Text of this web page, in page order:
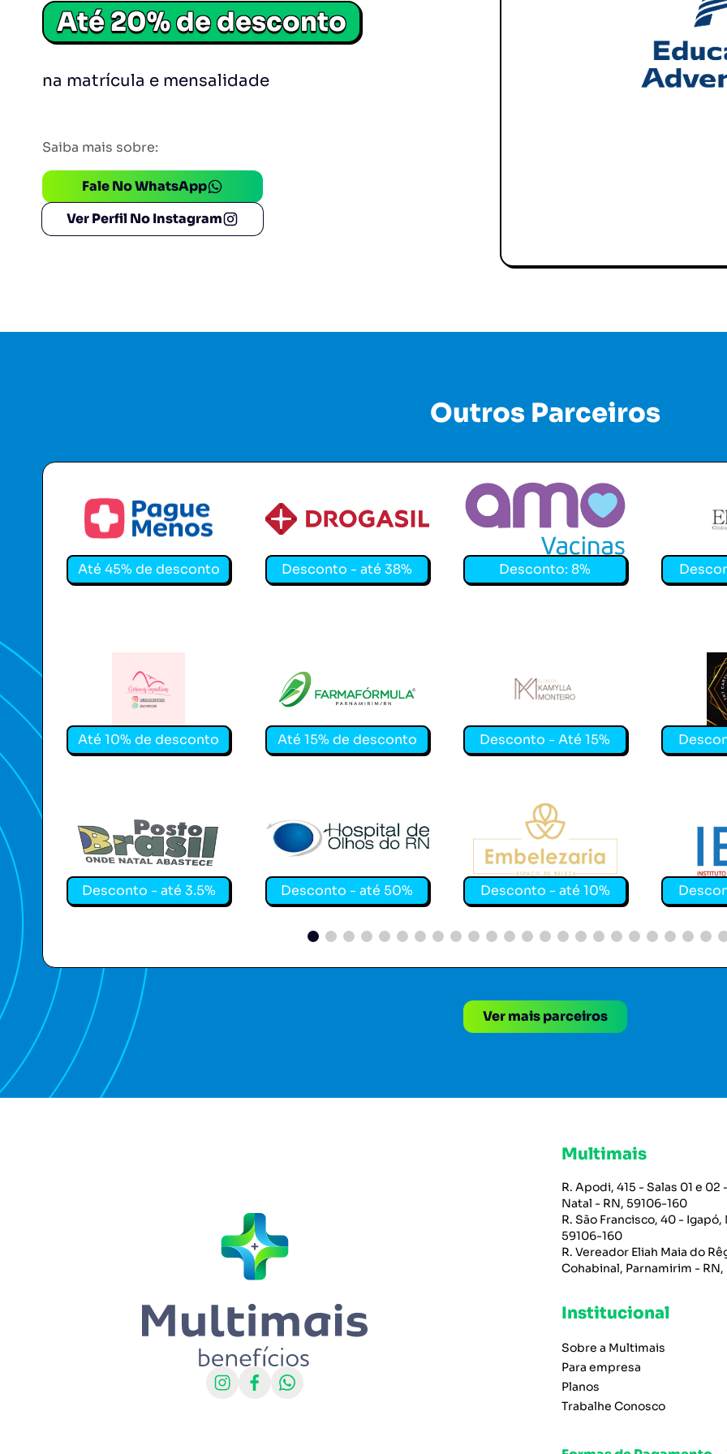
Até 20% de desconto
na matrícula e mensalidade
Saiba mais sobre:
Fale No WhatsApp
Ver Perfil No Instagram
Outros Parceiros
Até 45% de desconto Desconto - até 38%
Amo Vacinas
Desconto: 8%
Até 10% de desconto Até 15% de desconto Desconto - Até 15%
TNT
Desconto - até 3.5%
Hospital de Olhos do Rio Grande do Norte
Desconto - até 50%
EMBELEZARIA SALÃO
Desconto - até 10%
IEC –
Ver mais parceiros
Multimais
R. Apodi, 415 - Salas 01 e 02
Natal - RN, 59106-160
R. São Francisco, 40 - Igapó,
59106-160
R. Vereador Eliah Maia do
Cohabinal, Parnamirim - RN,
Institucional
Sobre a Multimais
Para empresa
Planos
Trabalhe Conosco